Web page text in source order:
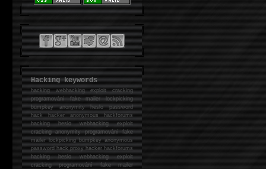
Hacking keywords
hackingwebhacking exploit cracking
programování fake mailer lockpicking
bumpkey anonymity heslo password
hackhacker anonymous hackforums
hackingheslo webhacking exploit
cracking anonymity programování fake
mailer lockpicking bumpkey anonymous
password hack proxy hacker hackforums
hacking heslo webhacking exploit
cracking programování fake mailer